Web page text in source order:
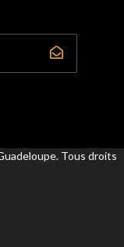
Tous droits